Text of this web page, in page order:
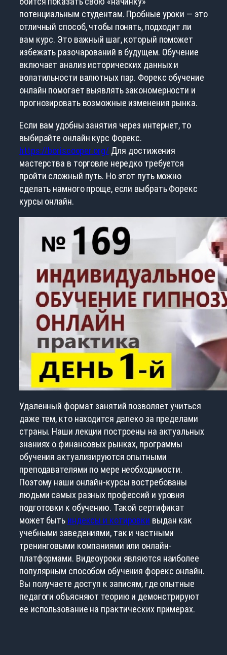
потенциальным студентам. Пробные уроки — это
отличный способ, чтобы понять, подходит ли
вам курс. Это важный шаг, который поможет
избежать разочарований в будущем. Обучение
включает анализ исторических данных и
волатильности валютных пар. Форекс обучение
онлайн помогает выявлять закономерности и
прогнозировать возможные изменения рынка.
Если вам удобны занятия через интернет, то
выбирайте онлайн курс Форекс.
https://boriscooper.org/ Для достижения
мастерства в торговле нередко требуется
пройти сложный путь. Но этот путь можно
сделать намного проще, если выбрать Форекс
курсы онлайн.
Удаленный формат занятий позволяет учиться
даже тем, кто находится далеко за пределами
страны. Наши лекции построены на актуальных
знаниях о финансовых рынках, программы
обучения актуализируются опытными
преподавателями по мере необходимости.
Поэтому наши онлайн-курсы востребованы
людьми самых разных профессий и уровня
подготовки к обучению. Такой сертификат
может быть индексы и котировки выдан как
учебными заведениями, так и частными
тренинговыми компаниями или онлайн-
платформами. Видеоуроки являются наиболее
популярным способом обучения форекс онлайн.
Вы получаете доступ к записям, где опытные
педагоги объясняют теорию и демонстрируют
ее использование на практических примерах.